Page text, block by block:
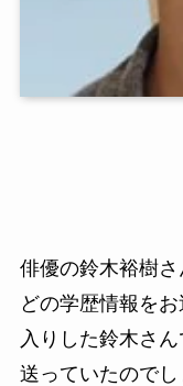
俳優の鈴木裕樹
どの学歴情報を
入りした鈴木さ
送っていたので